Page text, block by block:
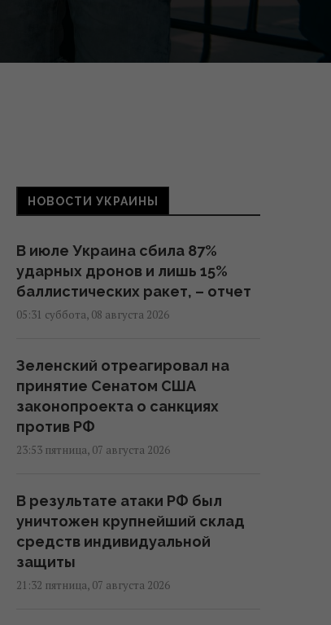
НОВОСТИ УКРАИНЫ
В июле Украина сбила 87%
ударных дронов и лишь 15%
баллистических ракет, – отчет
05:31 суббота, 08 августа 2026
Зеленский отреагировал на
принятие Сенатом США
законопроекта о санкциях
против РФ
23:53 пятница, 07 августа 2026
В результате атаки РФ был
уничтожен крупнейший склад
средств индивидуальной
защиты
21:32 пятница, 07 августа 2026